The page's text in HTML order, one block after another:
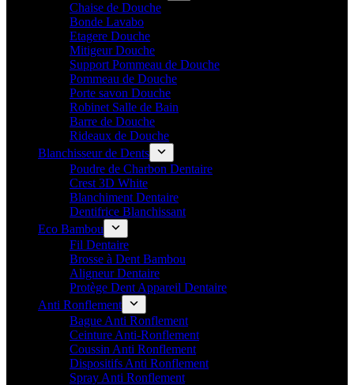
Chaise de Douche
Bonde Lavabo
Etagere Douche
Mitigeur Douche
Support Pommeau de Douche
Pommeau de Douche
Porte savon Douche
Robinet Salle de Bain
Barre de Douche
Rideaux de Douche
Blanchisseur de Dents
Poudre de Charbon Dentaire
Crest 3D White
Blanchiment Dentaire
Dentifrice Blanchissant
Eco Bambou
Fil Dentaire
Brosse à Dent Bambou
Aligneur Dentaire
Protège Dent Appareil Dentaire
Anti Ronflement
Bague Anti Ronflement
Ceinture Anti-Ronflement
Coussin Anti Ronflement
Dispositifs Anti Ronflement
Spray Anti Ronflement